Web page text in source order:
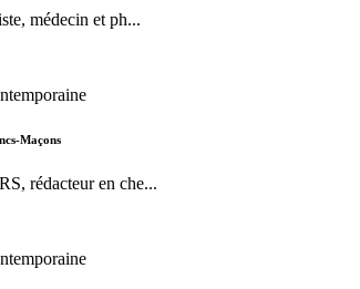
médecin et ph...
Maçons
rédacteur en che...